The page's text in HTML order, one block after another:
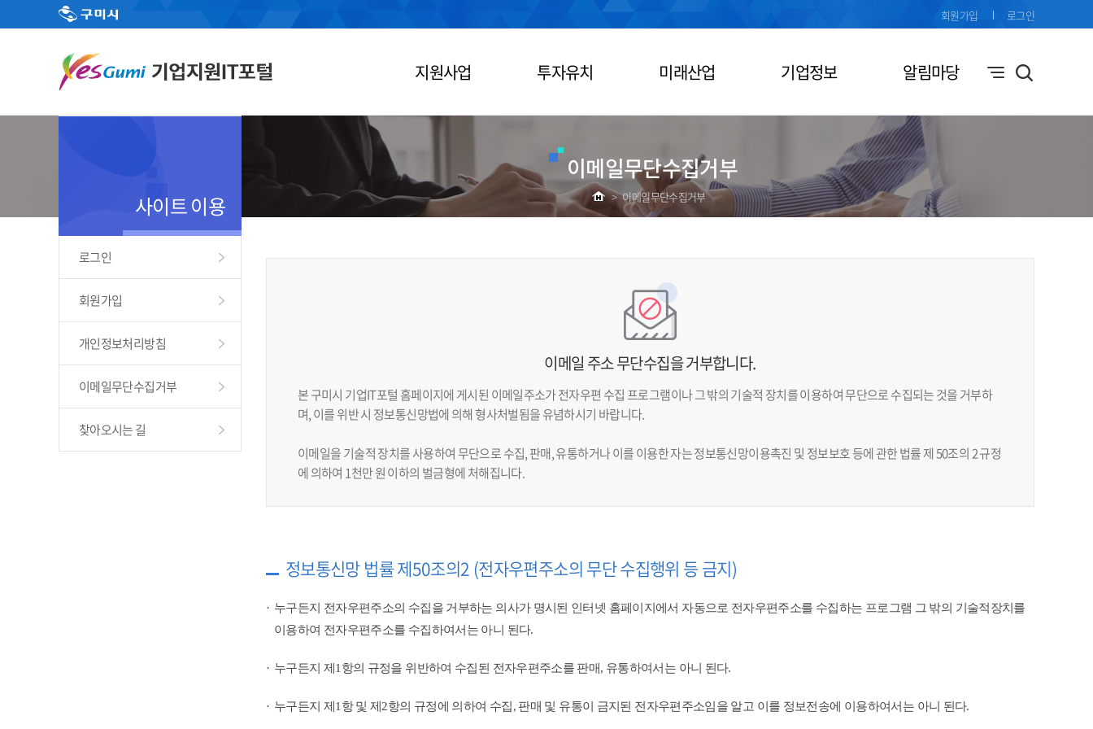
지원사업 투자유치 미래산업 기업정보 알림마당
회원가입 로그인
이메일무단수집거부
> 이메일무단수집거부
사이트 이용
로그인
회원가입
개인정보처리방침
이메일무단수집거부
찾아오시는 길
이메일 주소 무단수집을 거부합니다.
본 구미시 기업IT포털 홈페이지에 게시된 이메일주소가 전자우편 수집 프로그램이나 그 밖의 기술적 장치를 이용하여 무단으로 수집되는 것을 거부하
며, 이를 위반 시 정보통신망법에 의해 형사처벌됨을 유념하시기 바랍니다.
이메일을 기술적 장치를 사용하여 무단으로 수집, 판매, 유통하거나 이를 이용한 자는 정보통신망이용촉진 및 정보보호 등에 관한 법률 제 50조의 2 규정
에 의하여 1천만 원 이하의 벌금형에 처해집니다.
정보통신망 법률 제50조의2 (전자우편주소의 무단 수집행위 등 금지)
누구든지 전자우편주소의 수집을 거부하는 의사가 명시된 인터넷 홈페이지에서 자동으로 전자우편주소를 수집하는 프로그램 그 밖의 기술적장치를
이용하여 전자우편주소를 수집하여서는 아니 된다.
누구든지 제1항의 규정을 위반하여 수집된 전자우편주소를 판매, 유통하여서는 아니 된다.​
누구든지 제1항 및 제2항의 규정에 의하여 수집, 판매 및 유통이 금지된 전자우편주소임을 알고 이를 정보전송에 이용하여서는 아니 된다.